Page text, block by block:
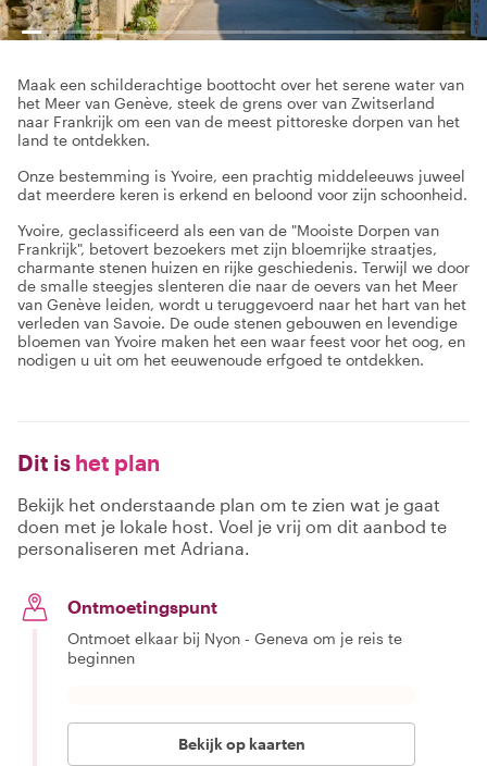
Maak een schilderachtige boottocht over het serene water van
het Meer van Genève, steek de grens over van Zwitserland
naar Frankrijk om een van de meest pittoreske dorpen van het
land te ontdekken.
Onze bestemming is Yvoire, een prachtig middeleeuws juweel
dat meerdere keren is erkend en beloond voor zijn schoonheid.
Yvoire, geclassificeerd als een van de "Mooiste Dorpen van
Frankrijk", betovert bezoekers met zijn bloemrijke straatjes,
charmante stenen huizen en rijke geschiedenis. Terwijl we door
de smalle steegjes slenteren die naar de oevers van het Meer
van Genève leiden, wordt u teruggevoerd naar het hart van het
verleden van Savoie. De oude stenen gebouwen en levendige
bloemen van Yvoire maken het een waar feest voor het oog, en
nodigen u uit om het eeuwenoude erfgoed te ontdekken.
Dit is het plan
Bekijk het onderstaande plan om te zien wat je gaat
doen met je lokale host. Voel je vrij om dit aanbod te
personaliseren met Adriana.
Ontmoetingspunt
Ontmoet elkaar bij Nyon - Geneva om je reis te
beginnen
Bekijk op kaarten